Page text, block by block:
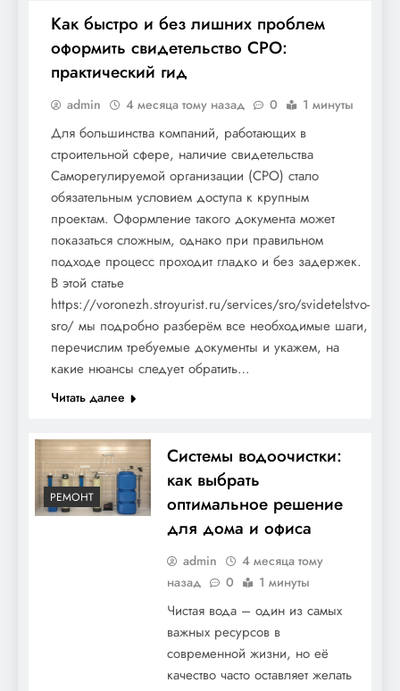
Как быстро и без лишних проблем
оформить свидетельство СРО:
практический гид
admin 4 месяца тому назад 0 1 минуты
Для большинства компаний, работающих в
строительной сфере, наличие свидетельства
Саморегулируемой организации (СРО) стало
обязательным условием доступа к крупным
проектам. Оформление такого документа может
показаться сложным, однако при правильном
подходе процесс проходит гладко и без задержек.
В этой статье
https://voronezh.stroyurist.ru/services/sro/svidetelstvo-
sro/ мы подробно разберём все необходимые шаги,
перечислим требуемые документы и укажем, на
какие нюансы следует обратить…
Читать далее
РЕМОНТ
Системы водоочистки:
как выбрать
оптимальное решение
для дома и офиса
admin
4 месяца тому
назад
0 1 минуты
Чистая вода – один из самых
важных ресурсов в
современной жизни, но её
качество часто оставляет желать